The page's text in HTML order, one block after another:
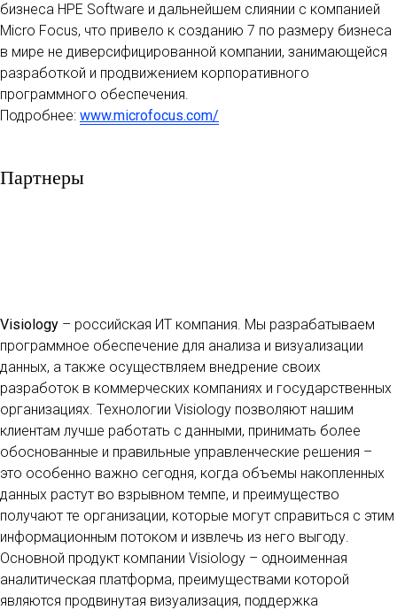
бизнеса HPE Software и дальнейшем слиянии с компанией
Micro Focus, что привело к созданию 7 по размеру бизнеса
в мире не диверсифицированной компании, занимающейся
разработкой и продвижением корпоративного
программного обеспечения.
Подробнее: www.microfocus.com/
Партнеры
Visiology – российская ИТ компания. Мы разрабатываем
программное обеспечение для анализа и визуализации
данных, а также осуществляем внедрение своих
разработок в коммерческих компаниях и государственных
организациях. Технологии Visiology позволяют нашим
клиентам лучше работать с данными, принимать более
обоснованные и правильные управленческие решения –
это особенно важно сегодня, когда объемы накопленных
данных растут во взрывном темпе, и преимущество
получают те организации, которые могут справиться с этим
информационным потоком и извлечь из него выгоду.
Основной продукт компании Visiology – одноименная
аналитическая платформа, преимуществами которой
являются продвинутая визуализация, поддержка